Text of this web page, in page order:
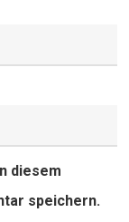
diesem
speichern.